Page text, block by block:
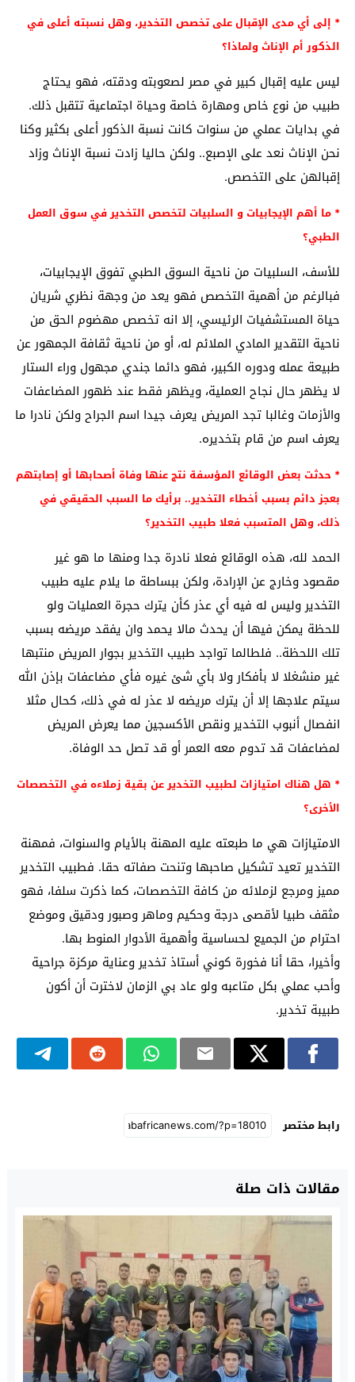
* إلى أي مدى الإقبال على تخصص التخدير، وهل نسبته أعلى في
الذكور أم الإناث ولماذا؟
ليس عليه إقبال كبير في مصر لصعوبته ودقته، فهو يحتاج
طبيب من نوع خاص ومهارة خاصة وحياة اجتماعية تتقبل ذلك.
في بدايات عملي من سنوات كانت نسبة الذكور أعلى بكثير وكنا
نحن الإناث نعد على الإصبع.. ولكن حاليا زادت نسبة الإناث وزاد
إقبالهن على التخصص.
* ما أهم الإيجابيات و السلبيات لتخصص التخدير في سوق العمل
الطبي؟
للأسف، السلبيات من ناحية السوق الطبي تفوق الإيجابيات،
فبالرغم من أهمية التخصص فهو يعد من وجهة نظري شريان
حياة المستشفيات الرئيسي، إلا انه تخصص مهضوم الحق من
ناحية التقدير المادي الملائم له، أو من ناحية ثقافة الجمهور عن
طبيعة عمله ودوره الكبير، فهو دائما جندي مجهول وراء الستار
لا يظهر حال نجاح العملية، ويظهر فقط عند ظهور المضاعفات
والأزمات وغالبا تجد المريض يعرف جيدا اسم الجراح ولكن نادرا ما
يعرف اسم من قام بتخديره.
* حدثت بعض الوقائع المؤسفة نتج عنها وفاة أصحابها أو إصابتهم
بعجز دائم بسبب أخطاء التخدير.. برأيك ما السبب الحقيقي في
ذلك، وهل المتسبب فعلا طبيب التخدير؟
الحمد لله، هذه الوقائع فعلا نادرة جدا ومنها ما هو غير
مقصود وخارج عن الإرادة، ولكن ببساطة ما يلام عليه طبيب
التخدير وليس له فيه أي عذر كأن يترك حجرة العمليات ولو
للحظة يمكن فيها أن يحدث مالا يحمد وان يفقد مريضه بسبب
تلك اللحظة.. فلطالما تواجد طبيب التخدير بجوار المريض منتبها
غير منشغلا لا بأفكار ولا بأي شئ غيره فأي مضاعفات بإذن الله
سيتم علاجها إلا أن يترك مريضه لا عذر له في ذلك، كحال مثلا
انفصال أنبوب التخدير ونقص الأكسجين مما يعرض المريض
لمضاعفات قد تدوم معه العمر أو قد تصل حد الوفاة.
* هل هناك امتيازات لطبيب التخدير عن بقية زملاءه في التخصصات
الأخرى؟
الامتيازات هي ما طبعته عليه المهنة بالأيام والسنوات، فمهنة
التخدير تعيد تشكيل صاحبها وتنحت صفاته حقا. فطبيب التخدير
مميز ومرجع لزملائه من كافة التخصصات، كما ذكرت سلفا، فهو
مثقف طبيا لأقصى درجة وحكيم وماهر وصبور ودقيق وموضع
احترام من الجميع لحساسية وأهمية الأدوار المنوط بها.
وأخيرا، حقا أنا فخورة كوني أستاذ تخدير وعناية مركزة جراحية
وأحب عملي بكل متاعبه ولو عاد بي الزمان لاخترت أن أكون
طبيبة تخدير.
رابط مختصر
مقالات ذات صلة